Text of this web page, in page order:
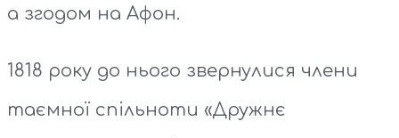
а згодом на Афон.
1818 року до нього звернулися члени
таємної спільноти «Дружнє